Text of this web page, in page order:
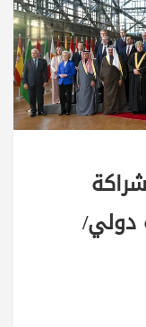
دولي/